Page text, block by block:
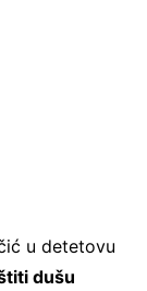
u detetovu
dušu